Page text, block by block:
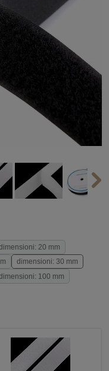
20 mm
dimensioni: 30 mm
100 mm